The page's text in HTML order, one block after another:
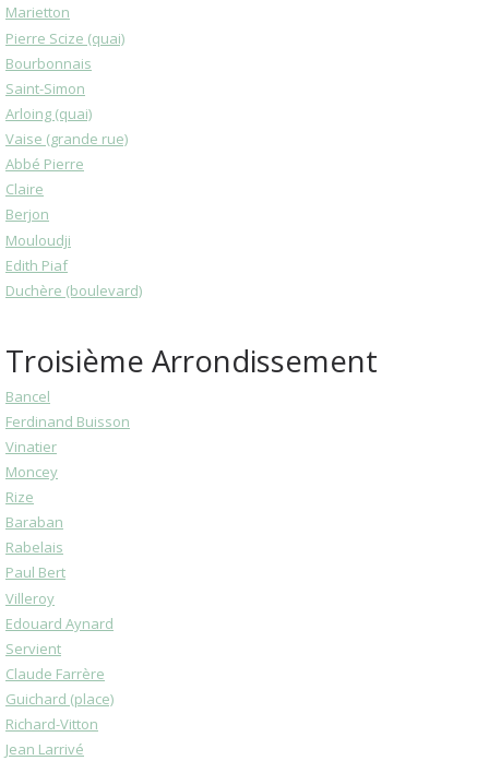
Marietton
Pierre Scize (quai)
Bourbonnais
Saint-Simon
Arloing (quai)
Vaise (grande rue)
Abbé Pierre
Claire
Berjon
Mouloudji
Edith Piaf
Duchère (boulevard)
Troisième Arrondissement
Bancel
Ferdinand Buisson
Vinatier
Moncey
Rize
Baraban
Rabelais
Paul Bert
Villeroy
Edouard Aynard
Servient
Claude Farrère
Guichard (place)
Richard-Vitton
Jean Larrivé